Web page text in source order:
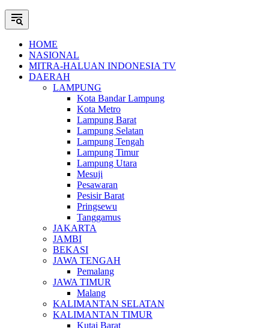
HOME
NASIONAL
MITRA-HALUAN INDONESIA TV
DAERAH
LAMPUNG
Kota Bandar Lampung
Kota Metro
Lampung Barat
Lampung Selatan
Lampung Tengah
Lampung Timur
Lampung Utara
Mesuji
Pesawaran
Pesisir Barat
Pringsewu
Tanggamus
JAKARTA
JAMBI
BEKASI
JAWA TENGAH
Pemalang
JAWA TIMUR
Malang
KALIMANTAN SELATAN
KALIMANTAN TIMUR
Kutai Barat